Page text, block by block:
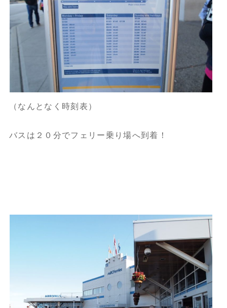
（なんとなく時刻表）
バスは２０分でフェリー乗り場へ到着！